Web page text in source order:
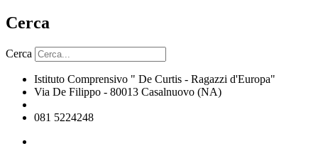
Cerca
Cerca
Istituto Comprensivo " De Curtis - Ragazzi d'Europa"
Via De Filippo - 80013 Casalnuovo (NA)
081 5224248